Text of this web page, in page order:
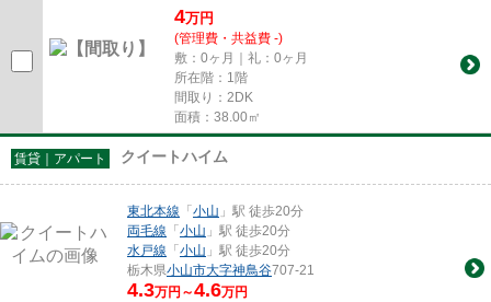
4万円
(管理費・共益費 -)
敷：0ヶ月｜礼：0ヶ月
所在階：1階
間取り：2DK
面積：38.00㎡
賃貸｜アパート クイートハイム
東北本線 「小山 」駅 徒歩20分
両毛線 「小山 」駅 徒歩20分
水戸線 「小山 」駅 徒歩20分
栃木県小山市大字神鳥谷707-21
4.3万円～4.6万円